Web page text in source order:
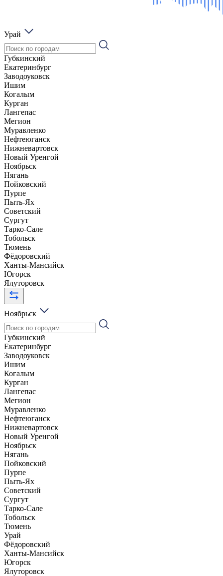
Урай
Губкинский
Екатеринбург
Заводоуковск
Ишим
Когалым
Курган
Лангепас
Мегион
Муравленко
Нефтеюганск
Нижневартовск
Новый Уренгой
Ноябрьск
Нягань
Пойковский
Пурпе
Пыть-Ях
Советский
Сургут
Тарко-Сале
Тобольск
Тюмень
Фёдоровский
Ханты-Мансийск
Югорск
Ялуторовск
Ноябрьск
Губкинский
Екатеринбург
Заводоуковск
Ишим
Когалым
Курган
Лангепас
Мегион
Муравленко
Нефтеюганск
Нижневартовск
Новый Уренгой
Ноябрьск
Нягань
Пойковский
Пурпе
Пыть-Ях
Советский
Сургут
Тарко-Сале
Тобольск
Тюмень
Урай
Фёдоровский
Ханты-Мансийск
Югорск
Ялуторовск